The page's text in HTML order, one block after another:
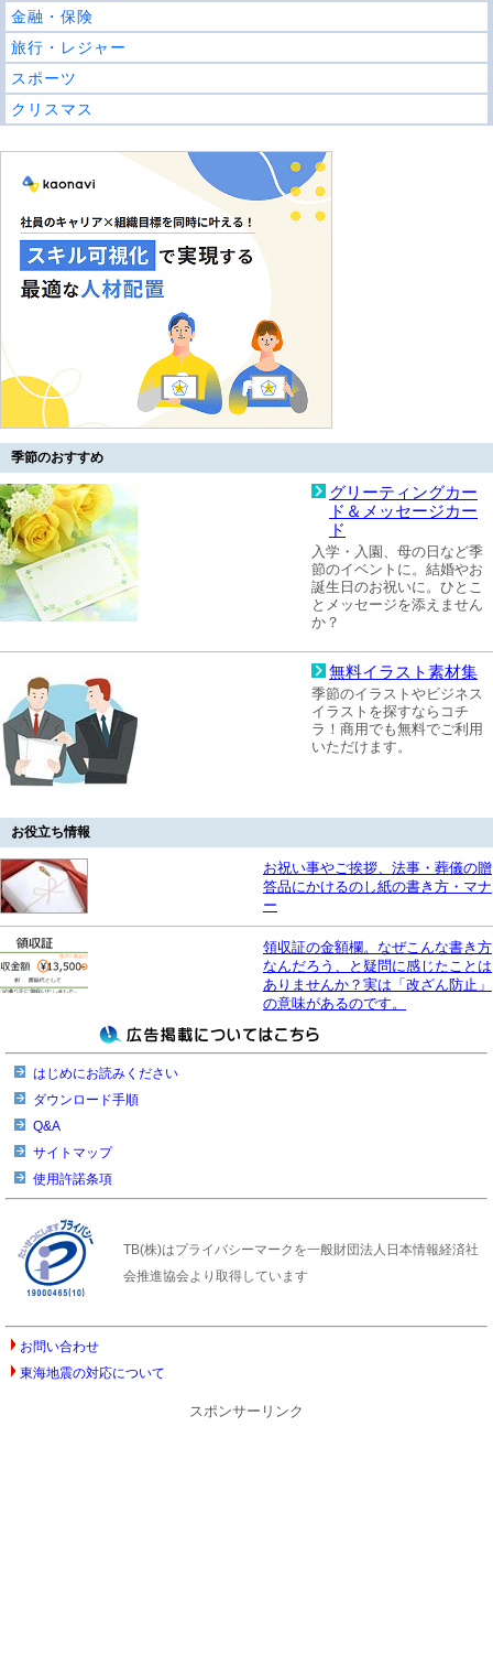
金融・保険
旅行・レジャー
スポーツ
クリスマス
季節のおすすめ
グリーティングカー
ド＆メッセージカー
ド
入学・入園、母の日など季
節のイベントに。結婚やお
誕生日のお祝いに。ひとこ
とメッセージを添えません
か？
無料イラスト素材集
季節のイラストやビジネス
イラストを探すならコチ
ラ！商用でも無料でご利用
いただけます。
お役立ち情報
お祝い事やご挨拶、法事・葬儀の贈
答品にかけるのし紙の書き方・マナ
ー
領収証の金額欄。なぜこんな書き方
なんだろう、と疑問に感じたことは
ありませんか？実は「改ざん防止」
の意味があるのです。
はじめにお読みください
ダウンロード手順
Q&A
サイトマップ
使用許諾条項
TB(株)はプライバシーマークを一般財団法人日本情報経済社
会推進協会より取得しています
お問い合わせ
東海地震の対応について
スポンサーリンク